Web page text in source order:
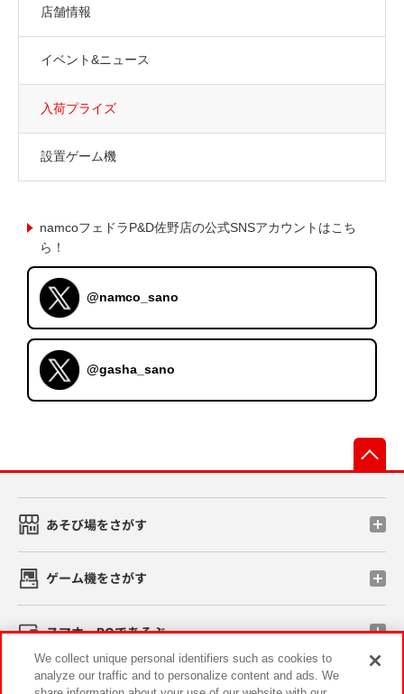
店舗情報
イベント&ニュース
入荷プライズ
設置ゲーム機
namcoフェドラP&D佐野店の公式SNSアカウントはこち
ら！
@namco_sano
@gasha_sano
あそび場をさがす
ゲーム機をさがす
スマホ・PCであそぶ
イベント・キャンペーン
We collect unique personal identifiers such as cookies to
analyze our traffic and to personalize content and ads. We